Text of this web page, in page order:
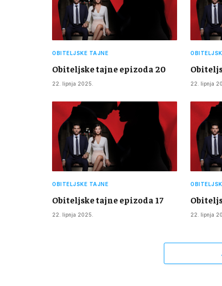
OBITELJSKE TAJNE
Obiteljske tajne epizoda 20
22. lipnja 2025. 22. lipnja
OBITELJSKE TAJNE
Obiteljske tajne epizoda 17
22. lipnja 2025. 22. lipnja